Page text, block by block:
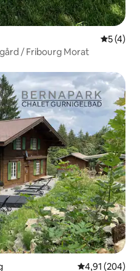
5 av 5 i
5 (4)
/ Fribourg Morat
4,91 av 5 i
4,91 (204)